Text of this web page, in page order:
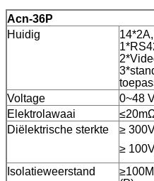
Acn-36P
Huidig
Voltage
0~48
Elektrolawaai
Diëlektrische sterkte
≥
≥
Isolatieweerstand